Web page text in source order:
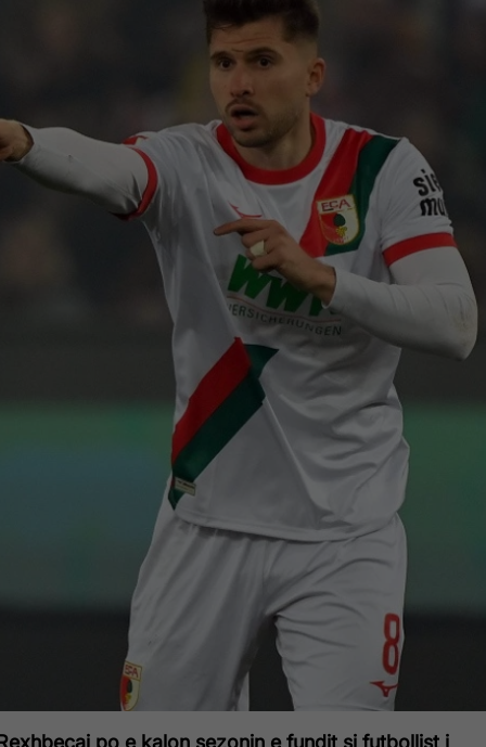
po e kalon sezonin e fundit si futbollist i